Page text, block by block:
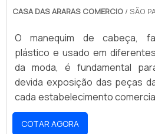
CASA DAS ARARAS COMERCIO / SÃO
O manequim de cabeça,
plástico e usado em
da moda, é fundamental
devida exposição das peças
cada estabelecimento
importante que os lojistas
parcerias confiáveis e
COTAR AGORA